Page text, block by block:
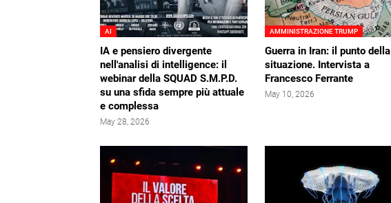
AI
IA e pensiero divergente
nell'analisi di intelligence: il
webinar della SQUAD S.M.P.D.
su una sfida sempre più attuale
e complessa
May 28, 2026
AMMINISTRAZIONE TRUMP
Guerra in Iran: il punto della
situazione. Intervista a
Francesco Ferrante
May 10, 2026